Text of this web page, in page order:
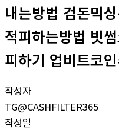
내는방법 검돈믹
적피하는방법 빗
피하기 업비트코
작성자
TG@CASHFILTER365
작성일